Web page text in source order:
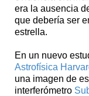
era la ausencia
que debería ser
estrella.
En un nuevo
Astrofísica
una imagen de
interferómetro